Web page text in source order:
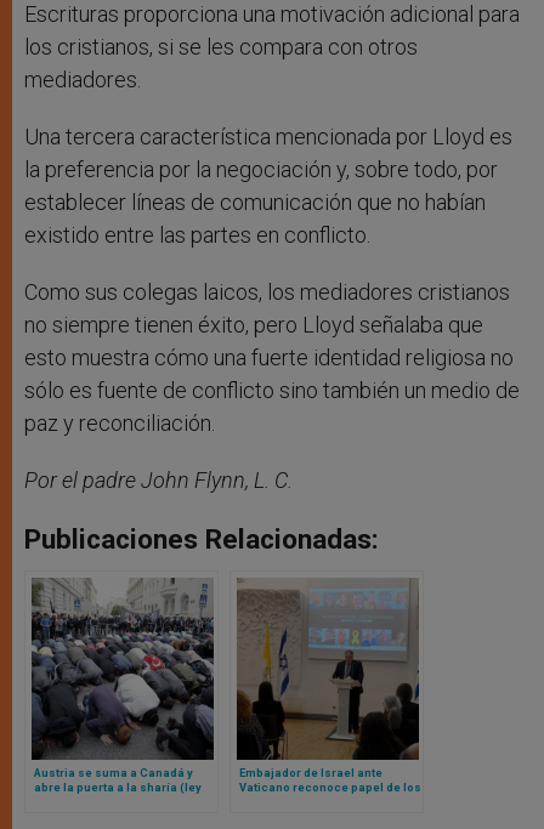
Escrituras proporciona una motivación adicional para
los cristianos, si se les compara con otros
mediadores.
Una tercera característica mencionada por Lloyd es
la preferencia por la negociación y, sobre todo, por
establecer líneas de comunicación que no habían
existido entre las partes en conflicto.
Como sus colegas laicos, los mediadores cristianos
no siempre tienen éxito, pero Lloyd señalaba que
esto muestra cómo una fuerte identidad religiosa no
sólo es fuente de conflicto sino también un medio de
paz y reconciliación.
Por el padre John Flynn, L. C.
Publicaciones Relacionadas:
Austria se suma a Canadá y
abre la puerta a la sharía (ley
Embajador de Israel ante
Vaticano reconoce papel de los